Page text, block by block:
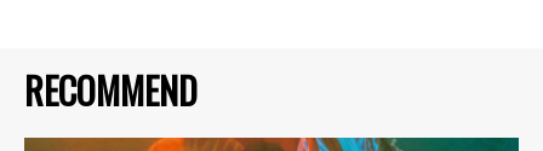
RECOMMEND